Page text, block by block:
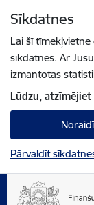
Sīkdatnes
Lai šī
sīkdatnes. Ar
izmantotas
Lūdzu, atzīmējiet
Pārvaldīt